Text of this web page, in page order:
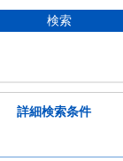
詳細検索条件